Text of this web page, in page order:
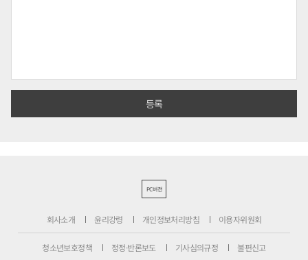
PC버전
회사소개 윤리강령 개인정보처리방침 이용자위원회
청소년보호정책 정정·반론보도 기사심의규정 불편신고